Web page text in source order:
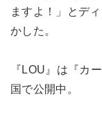
ますよ！」とデ
かした。
『LOU』は『カ
国で公開中。